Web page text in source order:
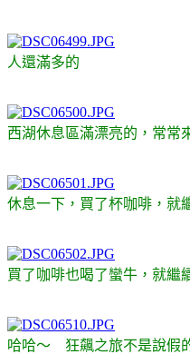
人還滿多的
西湖休息區滿漂亮的，常常
休息一下，買了杯咖啡，就
買了咖啡也喝了蠻牛，就繼
哈哈～ 狂飆之旅不是說假